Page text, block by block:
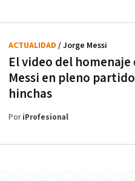
El video del
Messi en pleno
hinchas
ACTUALIDAD / Jorge Messi
PoriProfesional